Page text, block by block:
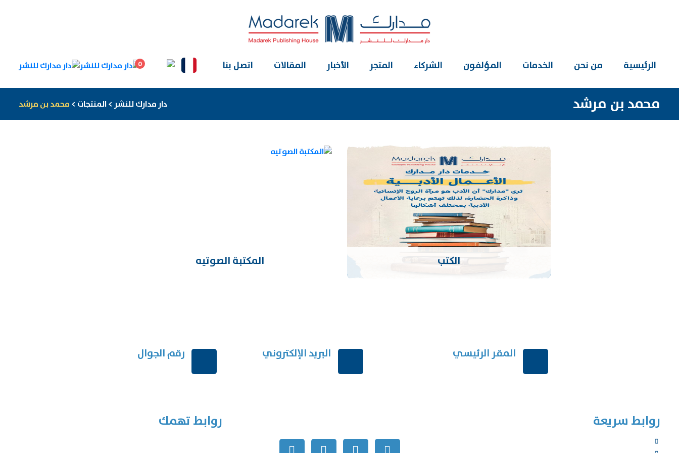
الرئيسية من نحن الخدمات المؤلفون الشركاء المتجر الأخبار المقالات اتصل بنا 0
محمد بن مرشد دار مدارك للنشر >المنتجات > محمد بن مرشد
الكتب المكتبة الصوتيه
المقر الرئيسي البريد الإلكتروني رقم الجوال
روابط سريعة روابط تهمك